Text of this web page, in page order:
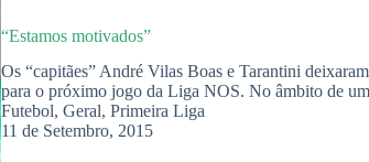
“Estamos motivados”
Os “capitães” André Vilas Boas e Tarantini
para o próximo jogo da Liga NOS. No âmbito de
Futebol,Geral,Primeira Liga
11 de Setembro, 2015